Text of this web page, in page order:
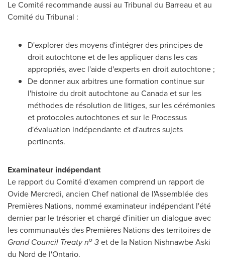
Le Comité recommande aussi au Tribunal du Barreau et au
Comité du Tribunal :
D'explorer des moyens d'intégrer des principes de
droit autochtone et de les appliquer dans les cas
appropriés, avec l'aide d'experts en droit autochtone ;
De donner aux arbitres une formation continue sur
l'histoire du droit autochtone au Canadaet sur les
méthodes de résolution de litiges, sur les cérémonies
et protocoles autochtones et sur le Processus
d'évaluation indépendante et d'autres sujets
pertinents.
Examinateur indépendant
Le rapport du Comité d'examen comprend un rapport de
Ovide Mercredi, ancien Chef national de l'Assemblée des
Premières Nations, nommé examinateur indépendant l'été
dernier par le trésorier et chargé d'initier un dialogue avec
les communautés des Premières Nations des territoires de
Grand Council Treaty no 3et de la Nation Nishnawbe Aski
du Nord de l'Ontario.